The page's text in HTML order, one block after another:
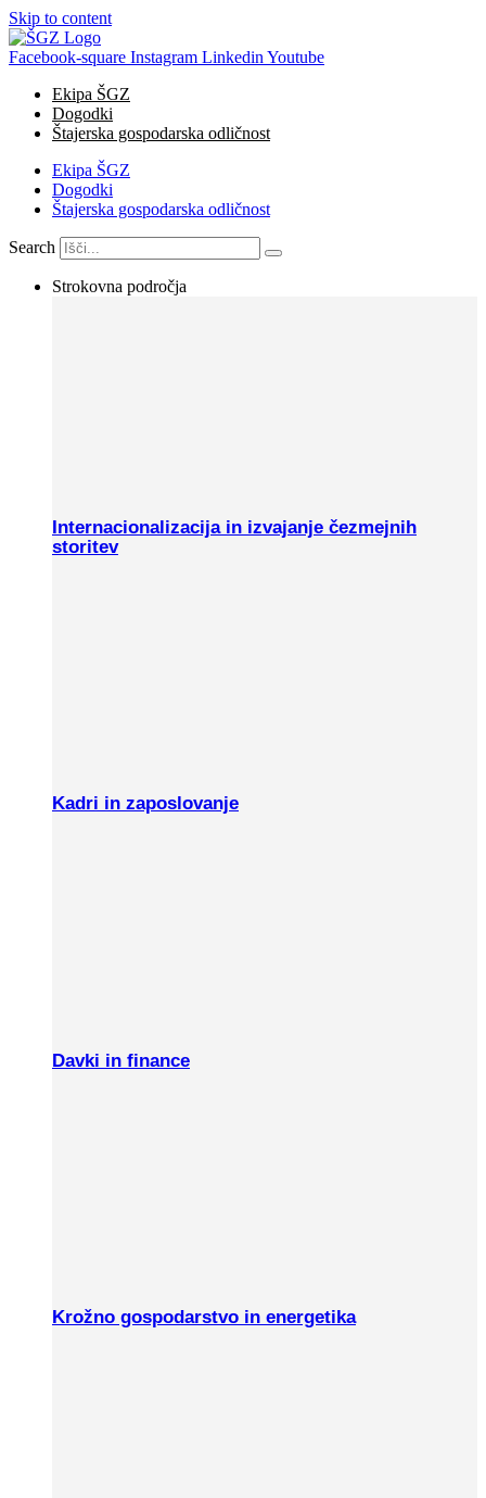
Skip to content
Facebook-square Instagram Linkedin Youtube
Ekipa ŠGZ
Dogodki
Štajerska gospodarska odličnost
Ekipa ŠGZ
Dogodki
Štajerska gospodarska odličnost
Search
Strokovna področja
Internacionalizacija in izvajanje čezmejnih
storitev
Kadri in zaposlovanje
Davki in finance
Krožno gospodarstvo in energetika